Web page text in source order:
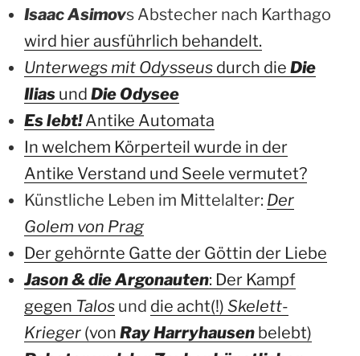
Isaac Asimovs Abstecher nach Karthago
wird hier ausführlich behandelt.
Unterwegs mit Odysseus durch die Die
Ilias und Die Odysee
Es lebt!Antike Automata
In welchem Körperteil wurde in der
Antike Verstand und Seele vermutet?
Künstliche Leben im Mittelalter: Der
Golem von Prag
Der gehörnte Gatte der Göttin der Liebe
Jason & die Argonauten: Der Kampf
gegen Talos und die acht(!) Skelett-
Krieger (von Ray Harryhausen belebt)